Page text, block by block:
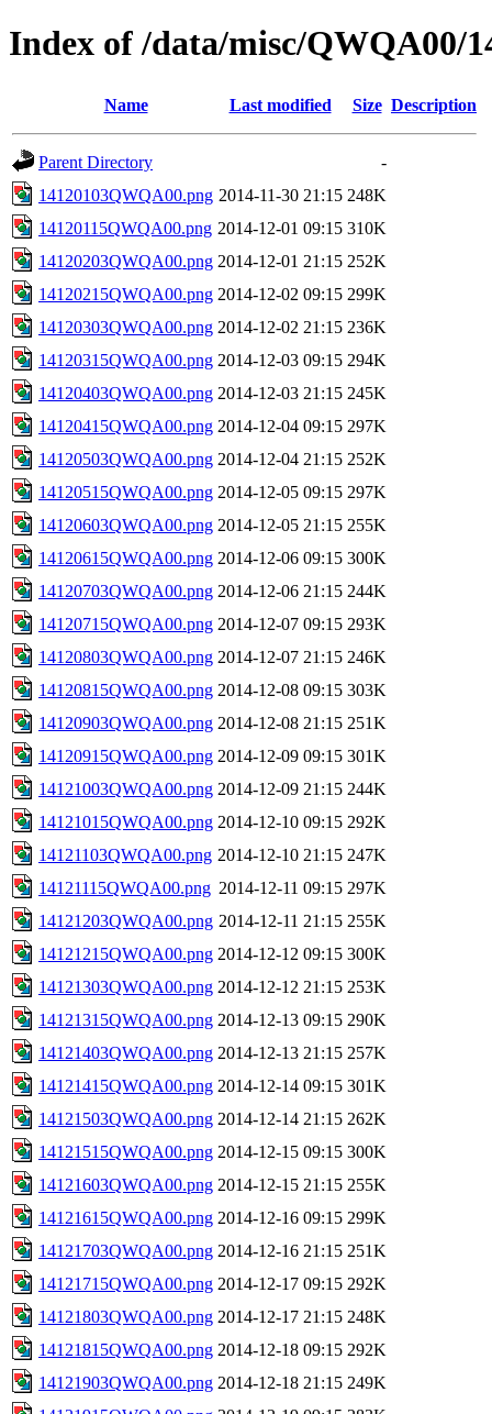
Index of /data/misc/QWQA00/
Name Last modified Size Description
Parent Directory
-
14120103QWQA00.png 2014-11-30 21:15 248K
14120115QWQA00.png 2014-12-01 09:15 310K
14120203QWQA00.png 2014-12-01 21:15 252K
14120215QWQA00.png 2014-12-02 09:15 299K
14120303QWQA00.png 2014-12-02 21:15 236K
14120315QWQA00.png 2014-12-03 09:15 294K
14120403QWQA00.png 2014-12-03 21:15 245K
14120415QWQA00.png 2014-12-04 09:15 297K
14120503QWQA00.png 2014-12-04 21:15 252K
14120515QWQA00.png 2014-12-05 09:15 297K
14120603QWQA00.png 2014-12-05 21:15 255K
14120615QWQA00.png 2014-12-06 09:15 300K
14120703QWQA00.png 2014-12-06 21:15 244K
14120715QWQA00.png 2014-12-07 09:15 293K
14120803QWQA00.png 2014-12-07 21:15 246K
14120815QWQA00.png 2014-12-08 09:15 303K
14120903QWQA00.png 2014-12-08 21:15 251K
14120915QWQA00.png 2014-12-09 09:15 301K
14121003QWQA00.png 2014-12-09 21:15 244K
14121015QWQA00.png 2014-12-10 09:15 292K
14121103QWQA00.png 2014-12-10 21:15 247K
14121115QWQA00.png 2014-12-11 09:15 297K
14121203QWQA00.png 2014-12-11 21:15 255K
14121215QWQA00.png 2014-12-12 09:15 300K
14121303QWQA00.png 2014-12-12 21:15 253K
14121315QWQA00.png 2014-12-13 09:15 290K
14121403QWQA00.png 2014-12-13 21:15 257K
14121415QWQA00.png 2014-12-14 09:15 301K
14121503QWQA00.png 2014-12-14 21:15 262K
14121515QWQA00.png 2014-12-15 09:15 300K
14121603QWQA00.png 2014-12-15 21:15 255K
14121615QWQA00.png 2014-12-16 09:15 299K
14121703QWQA00.png 2014-12-16 21:15 251K
14121715QWQA00.png 2014-12-17 09:15 292K
14121803QWQA00.png 2014-12-17 21:15 248K
14121815QWQA00.png 2014-12-18 09:15 292K
14121903QWQA00.png 2014-12-18 21:15 249K